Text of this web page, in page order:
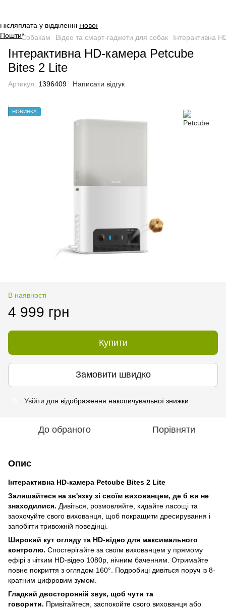
Собакам Відео та смарт-гаджети для собак Інтерактивна
Інтерактивна HD-камера Petcube
Bites 2 Lite
Артикул: 1396409 Написати відгук
НОВИНКА
В наявності
4 999 грн
Купити
Замовити швидко
Увійти для відображення накопичувальної знижки
До обраного Порівняти
Опис
Інтерактивна HD-камера Petcube Bites 2 Lite
Залишайтеся на зв'язку зі своїм вихованцем, де б ви не
знаходилися. Дивіться, розмовляйте, кидайте ласощі та
заохочуйте свого вихованця, щоб покращити дресирування і
запобігти тривожній поведінці.
Широкий кут огляду та HD-відео для максимального
контролю. Спостерігайте за своїм вихованцем у прямому
ефірі з чітким HD-відео 1080p, нічним баченням. Отримайте
повне покриття з оглядом 160°. Подробиці дивіться поруч із 8-
кратним цифровим зумом.
Гладкий двосторонній звук, щоб чути та
говорити. Привітайтеся, заспокойте свого вихованця або
Післяплата у відділенні Нової
Пошти*